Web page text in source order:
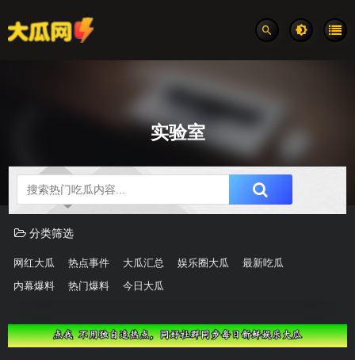
实验室
吃瓜分类速览
分类筛选
网红大瓜 热点事件 大瓜汇总 娱乐圈大瓜 最新吃瓜
内幕爆料 热门爆料 今日大瓜